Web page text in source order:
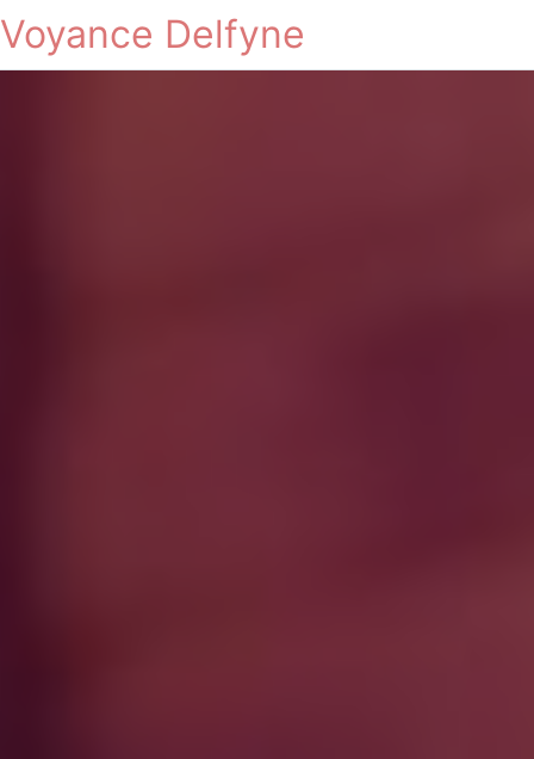
Voyance Delfyne